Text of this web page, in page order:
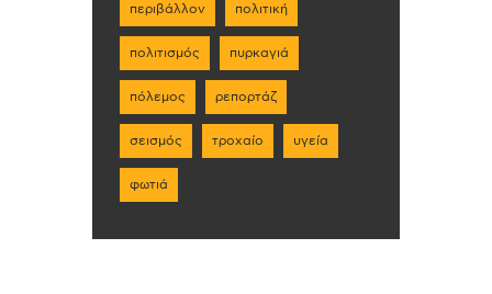
περιβάλλον πολιτική
πολιτισμός πυρκαγιά
πόλεμος ρεπορτάζ
σεισμός τροχαίο υγεία
φωτιά